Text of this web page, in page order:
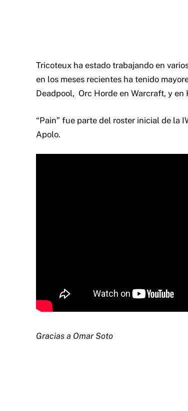
Tricoteux ha estado trabajando en
en los meses recientes ha tenido
Deadpool, Orc Horde en Warcraft, y
“Pain” fue parte del roster inicial de la
Apolo.
Gracias a Omar Soto